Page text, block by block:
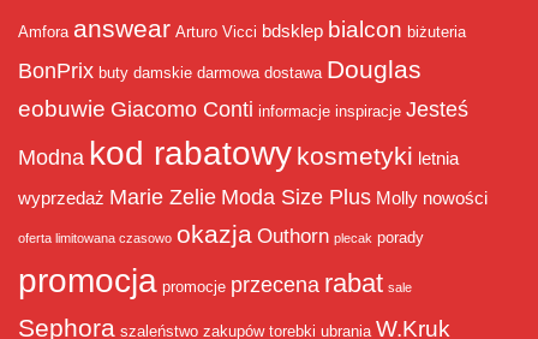
Amfora answear Arturo Vicci bdsklep bialcon biżuteria
BonPrix buty damskie darmowa dostawa Douglas
eobuwie Giacomo Conti informacje inspiracje Jesteś
Modna kod rabatowy kosmetyki letnia
wyprzedaż Marie Zelie Moda Size Plus Molly nowości
oferta limitowana czasowo okazja Outhorn plecak porady
promocja promocje przecena rabat sale
Sephora szaleństwo zakupów torebki ubrania W.Kruk